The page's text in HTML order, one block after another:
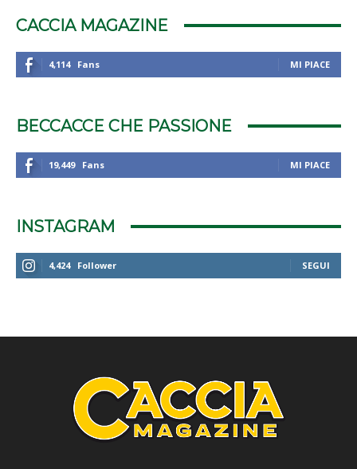
CACCIA MAGAZINE
4,114 Fans MI PIACE
BECCACCE CHE PASSIONE
19,449 Fans MI PIACE
INSTAGRAM
4,424 Follower SEGUI